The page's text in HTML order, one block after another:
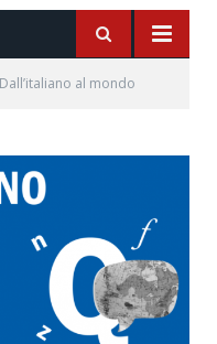
Dall’italiano al mondo